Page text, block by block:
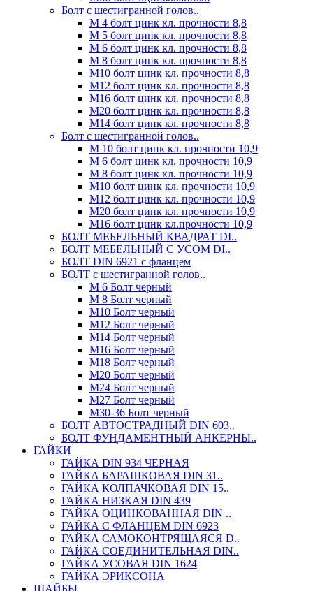
Болт с шестигранной голов..
М 4 болт цинк кл. прочности 8,8
М 5 болт цинк кл. прочности 8,8
М 6 болт цинк кл. прочности 8,8
М 8 болт цинк кл. прочности 8,8
М10 болт цинк кл. прочности 8,8
М12 болт цинк кл. прочности 8,8
М16 болт цинк кл. прочности 8,8
М20 болт цинк кл. прочности 8,8
М14 болт цинк кл. прочности 8,8
Болт с шестигранной голов..
М 10 болт цинк кл. прочности 10,9
М 6 болт цинк кл. прочности 10,9
М 8 болт цинк кл. прочности 10,9
М10 болт цинк кл. прочности 10,9
М12 болт цинк кл. прочности 10,9
М20 болт цинк кл. прочности 10,9
М16 болт цинк кл.прочности 10,9
БОЛТ МЕБЕЛЬНЫЙ КВАДРАТ DI..
БОЛТ МЕБЕЛЬНЫЙ С УСОМ DI..
БОЛТ DIN 6921 c фланцем
БОЛТ с шестигранной голов..
М 6 Болт черный
М 8 Болт черный
М10 Болт черный
М12 Болт черный
М14 Болт черный
М16 Болт черный
М18 Болт черный
М20 Болт черный
М24 Болт черный
М27 Болт черный
М30-36 Болт черный
БОЛТ АВТОСТРАДНЫЙ DIN 603..
БОЛТ ФУНДАМЕНТНЫЙ АНКЕРНЫ..
ГАЙКИ
ГАЙКА DIN 934 ЧЕРНАЯ
ГАЙКА БАРАШКОВАЯ DIN 31..
ГАЙКА КОЛПАЧКОВАЯ DIN 15..
ГАЙКА НИЗКАЯ DIN 439
ГАЙКА ОЦИНКОВАННАЯ DIN ..
ГАЙКА С ФЛАНЦЕМ DIN 6923
ГАЙКА САМОКОНТРЯЩАЯСЯ D..
ГАЙКА СОЕДИНИТЕЛЬНАЯ DIN..
ГАЙКА УСОВАЯ DIN 1624
ГАЙКА ЭРИКСОНА
ШАЙБЫ